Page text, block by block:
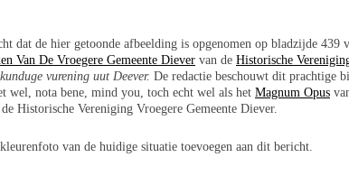
dat de hier getoonde afbeelding is opgenomen op bladzijde 439
Van De Vroegere Gemeente Diever van de Historische
vurening uut Deever. De redactie beschouwt dit prachtige
wel, nota bene, mind you, toch echt wel als het Magnum Opus
Historische Vereniging Vroegere Gemeente Diever.
van de huidige situatie toevoegen aan dit bericht.